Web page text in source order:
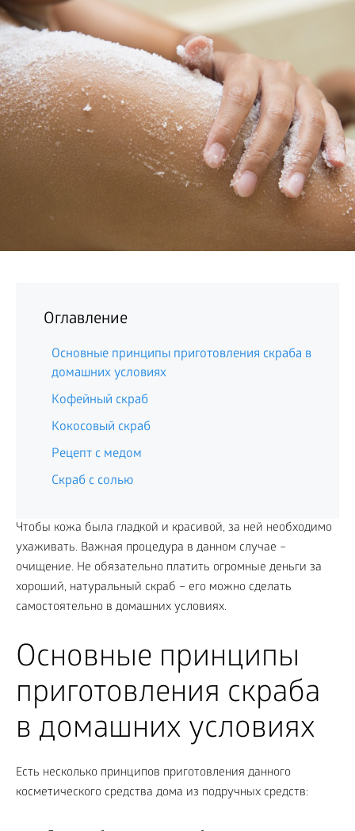
Оглавление
Основные принципы приготовления скраба в
домашних условиях
Кофейный скраб
Кокосовый скраб
Рецепт с медом
Скраб с солью
Чтобы кожа была гладкой и красивой, за ней необходимо
ухаживать. Важная процедура в данном случае –
очищение. Не обязательно платить огромные деньги за
хороший, натуральный скраб – его можно сделать
самостоятельно в домашних условиях.
Основные принципы
приготовления скраба
в домашних условиях
Есть несколько принципов приготовления данного
косметического средства дома из подручных средств: